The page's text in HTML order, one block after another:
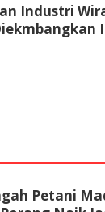
Industri
Petani